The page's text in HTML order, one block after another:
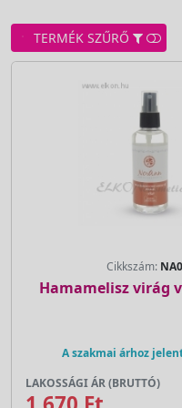
TERMÉK SZŰRŐ
Cikkszám:
Hamamelisz virág
A szakmai árhoz
LAKOSSÁGI ÁR (BRUTTÓ)